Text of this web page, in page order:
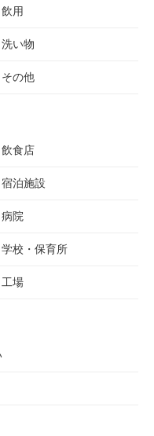
飲用
洗い物
その他
飲食店
宿泊施設
病院
学校・保育所
工場